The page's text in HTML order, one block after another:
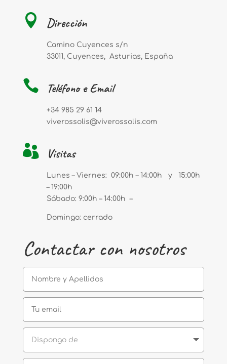
 Dirección
Camino Cuyences s/n
33011, Cuyences, Asturias, España
 Teléfono e Email
+34 985 29 61 14
viverossolis@viverossolis.com
 Visitas
Lunes – Viernes: 09:00h – 14:00h y 15:00h
– 19:00h
Sábado: 9:00h – 14:00h –
Domingo: cerrado
Contactar con nosotros